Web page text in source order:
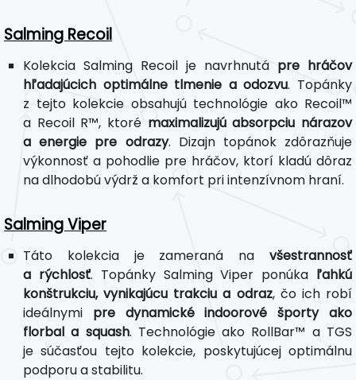
Salming Recoil
Kolekcia Salming Recoil je navrhnutá pre hráčov
hľadajúcich optimálne tlmenie a odozvu. Topánky
z tejto kolekcie obsahujú technológie ako Recoil™
a Recoil R™, ktoré maximalizujú absorpciu nárazov
a energie pre odrazy. Dizajn topánok zdôrazňuje
výkonnosť a pohodlie pre hráčov, ktorí kladú dôraz
na dlhodobú výdrž a komfort pri intenzívnom hraní.
Salming Viper
Táto kolekcia je zameraná na všestrannosť
a rýchlosť. Topánky Salming Viper ponúka ľahkú
konštrukciu, vynikajúcu trakciu a odraz, čo ich robí
ideálnymi pre dynamické indoorové športy ako
florbal a squash. Technológie ako RollBar™ a TGS
je súčasťou tejto kolekcie, poskytujúcej optimálnu
podporu a stabilitu.